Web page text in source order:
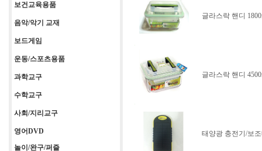
보건교육용품
음악/악기 교재
보드게임
운동/스포츠용품
과학교구
수학교구
사회/지리교구
영어DVD
놀이/완구/퍼즐
글라스락 핸디
글라스락 핸디
태양광 충전기/보조